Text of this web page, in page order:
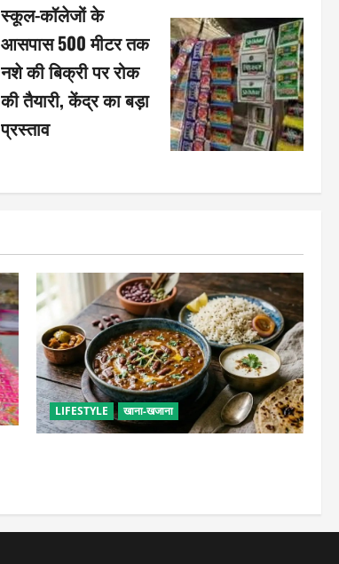
स्कूल-कॉलेजों के
आसपास 500 मीटर तक
नशे की बिक्री पर रोक
की तैयारी, केंद्र का बड़ा
प्रस्ताव
LIFESTYLE खाना-खजाना